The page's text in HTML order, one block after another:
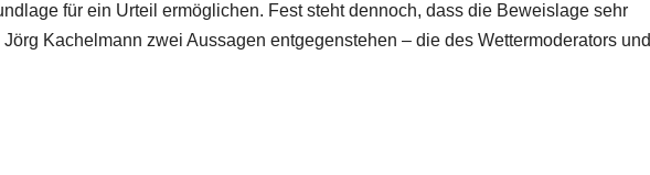
für ein Urteil ermöglichen. Fest steht dennoch, dass die Beweislage sehr
Kachelmann zwei Aussagen entgegenstehen – die des Wettermoderators und